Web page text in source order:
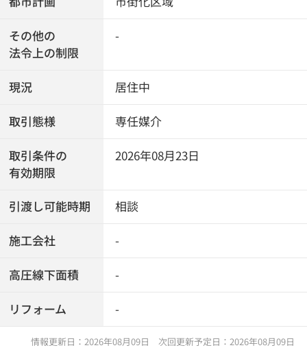
その他の
法令上の制限
-
現況 居住中
取引態様 専任媒介
取引条件の
有効期限
2026年08月23日
引渡し可能時期 相談
施工会社 -
高圧線下面積 -
リフォーム -
情報更新日：2026年08月09日 次回更新予定日：2026年08月09日